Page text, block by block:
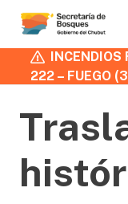
INCENDIOS
222 – FUEGO